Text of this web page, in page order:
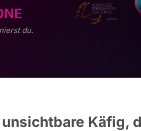
du.
Käfig,